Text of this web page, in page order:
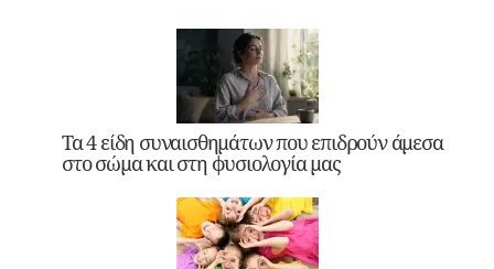
Τα 4 είδη συναισθημάτων που επιδρούν άμεσα
στο σώμα και στη φυσιολογία μας